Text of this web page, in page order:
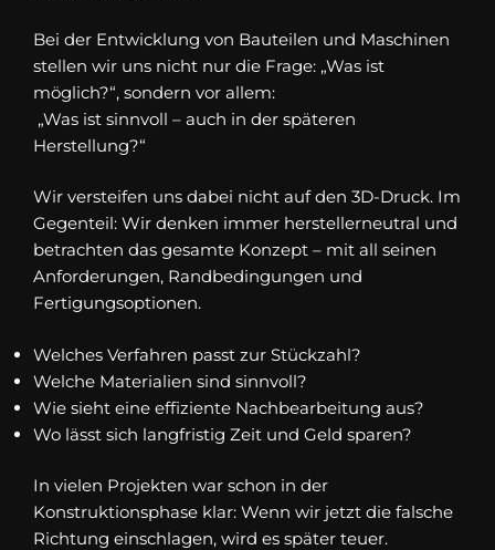
Bei der Entwicklung von Bauteilen und Maschinen
stellen wir uns nicht nur die Frage: „Was ist
möglich?“, sondern vor allem:
„Was ist sinnvoll – auch in der späteren
Herstellung?“
Wir versteifen uns dabei nicht auf den 3D-Druck. Im
Gegenteil: Wir denken immer herstellerneutral und
betrachten das gesamte Konzept – mit all seinen
Anforderungen, Randbedingungen und
Fertigungsoptionen.
Welches Verfahren passt zur Stückzahl?
Welche Materialien sind sinnvoll?
Wie sieht eine effiziente Nachbearbeitung aus?
Wo lässt sich langfristig Zeit und Geld sparen?
In vielen Projekten war schon in der
Konstruktionsphase klar: Wenn wir jetzt die falsche
Richtung einschlagen, wird es später teuer.